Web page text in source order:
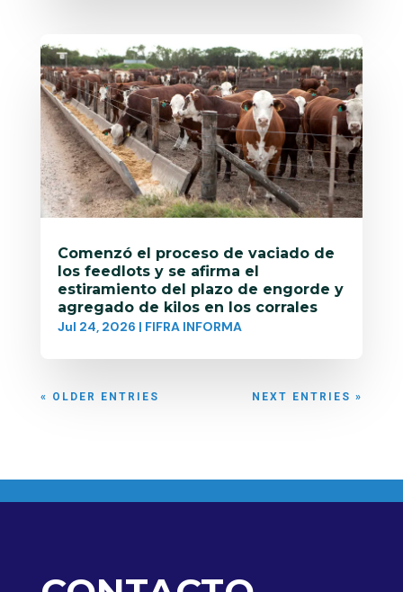
Comenzó el proceso de vaciado de
los feedlots y se afirma el
estiramiento del plazo de engorde y
agregado de kilos en los corrales
Jul 24, 2026 | FIFRA INFORMA
« OLDER ENTRIES NEXT ENTRIES »